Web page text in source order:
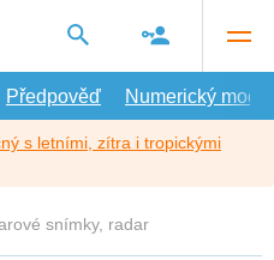
Předpověď Numerický model
s letními, zítra i tropickými
snímky, radar